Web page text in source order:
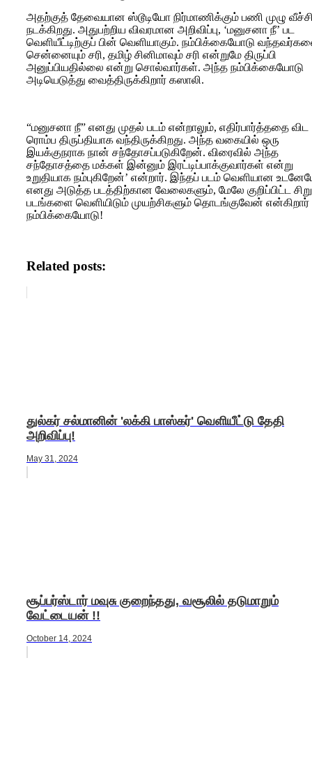
அதற்குத் தேவையான ஸ்டூடியோ நிர்மாணிக்கும் பணி முழு
நடக்கிறது. அதுபற்றிய விவரமான அறிவிப்பு, ‘மனுசனா நீ’ பட
வெளியீட்டிற்குப் பின் வெளியாகும். நம்பிக்கையோடு
சென்னையும் சரி, தமிழ் சினிமாவும் சரி என்றுமே திருப்பி
அனுப்பியதில்லை என்று சொல்வார்கள். அந்த நம்பிக்கையோடு
அடியெடுத்து வைத்திருக்கிறார் கஸாலி.
“மனுசனா நீ” எனது முதல் படம் என்றாலும், எதிர்பார்த்ததை விட
ரொம்ப திருப்தியாக வந்திருக்கிறது. அந்த வகையில் ஒரு
இயக்குநராக நான் சந்தோசப்படுகிறேன். விரைவில் அந்த
சந்தோசத்தை மக்கள் இன்னும் இரட்டிப்பாக்குவார்கள் என்று
உறுதியாக நம்புகிறேன்’ என்றார். இந்தப் படம் வெளியான
எனது அடுத்த படத்திற்கான வேலைகளும், மேலே குறிப்பிட்ட சிறு
படங்களை வெளியிடும் முயற்சிகளும் தொடங்குவேன் என்கிறார்
நம்பிக்கையோடு!
Related posts:
துல்கர் சல்மானின் 'லக்கி பாஸ்கர்' வெளியீட்டு தேதி
அறிவிப்பு!
May 31, 2024
சூப்பர்ஸ்டார் மவுசு குறைந்தது, வசூலில் தடுமாறும்
வேட்டையன் !!
October 14, 2024